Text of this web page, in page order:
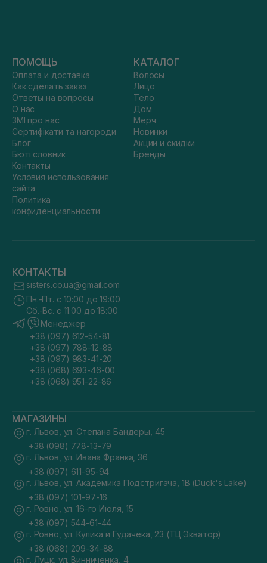
ПОМОЩЬ
Оплата и доставка
Как сделать заказ
Ответы на вопросы
О нас
ЗМІ про нас
Сертифікати та нагороди
Блог
Бюті словник
Контакты
Условия использования
сайта
Политика
конфиденциальности
КАТАЛОГ
Волосы
Лицо
Тело
Дом
Мерч
Новинки
Акции и скидки
Бренды
КОНТАКТЫ
sisters.co.ua@gmail.com
Пн.-Пт. с 10:00 до 19:00
Сб.-Вс. с 11:00 до 18:00
Менеджер
+38 (097) 612-54-81
+38 (097) 788-12-88
+38 (097) 983-41-20
+38 (068) 693-46-00
+38 (068) 951-22-86
МАГАЗИНЫ
г. Львов, ул. Степана Бандеры, 45
+38 (098) 778-13-79
г. Львов, ул. Ивана Франка, 36
+38 (097) 611-95-94
г. Львов, ул. Академика Подстригача, 1В (Duck's Lake)
+38 (097) 101-97-16
г. Ровно, ул. 16-го Июля, 15
+38 (097) 544-61-44
г. Ровно, ул. Кулика и Гудачека, 23 (ТЦ Экватор)
+38 (068) 209-34-88
г. Луцк, ул. Винниченка, 4